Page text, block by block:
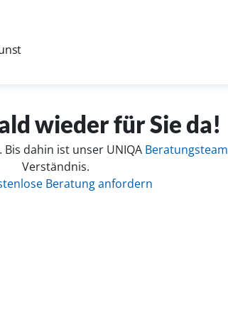
wieder für Sie da!
dahin ist unser UNIQA Beratungsteam
Verständnis.
Beratung anfordern